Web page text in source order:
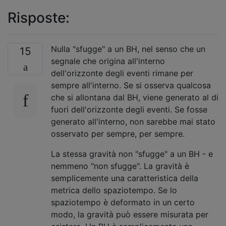
Risposte:
15
Nulla "sfugge" a un BH, nel senso che un
segnale che origina all'interno
dell'orizzonte degli eventi rimane per
sempre all'interno. Se si osserva qualcosa
che si allontana dal BH, viene generato al di
fuori dell'orizzonte degli eventi. Se fosse
generato all'interno, non sarebbe mai stato
osservato per sempre, per sempre.
La stessa gravità non "sfugge" a un BH - e
nemmeno "non sfugge". La gravità è
semplicemente una caratteristica della
metrica dello spaziotempo. Se lo
spaziotempo è deformato in un certo
modo, la gravità può essere misurata per